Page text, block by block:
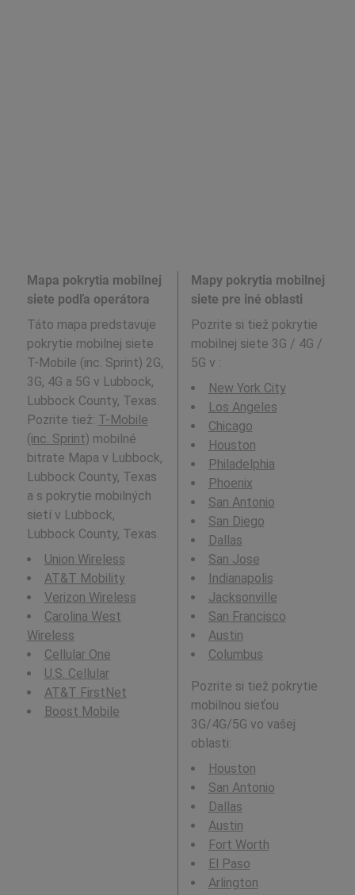
Mapa pokrytia mobilnej
siete podľa operátora
Táto mapa predstavuje
pokrytie mobilnej siete
T-Mobile (inc. Sprint) 2G,
3G, 4G a 5G v Lubbock,
Lubbock County, Texas.
Pozrite tiež: T-Mobile
(inc. Sprint) mobilné
bitrate Mapa v Lubbock,
Lubbock County, Texas
a s pokrytie mobilných
sietí v Lubbock,
Lubbock County, Texas.
Union Wireless
AT&T Mobility
Verizon Wireless
Carolina West
Wireless
Cellular One
U.S. Cellular
AT&T FirstNet
Boost Mobile
Mapy pokrytia mobilnej
siete pre iné oblasti
Pozrite si tiež pokrytie
mobilnej siete 3G / 4G /
5G v :
New York City
Los Angeles
Chicago
Houston
Philadelphia
Phoenix
San Antonio
San Diego
Dallas
San Jose
Indianapolis
Jacksonville
San Francisco
Austin
Columbus
Pozrite si tiež pokrytie
mobilnou sieťou
3G/4G/5G vo vašej
oblasti:
Houston
San Antonio
Dallas
Austin
Fort Worth
El Paso
Arlington